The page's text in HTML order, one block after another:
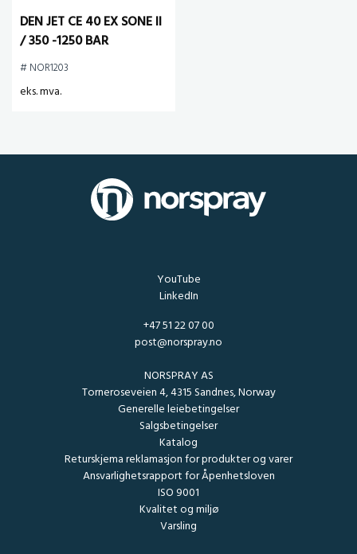
DEN JET CE 40 EX SONE II
/ 350 -1250 BAR
# NOR1203
eks. mva.
YouTube
LinkedIn
+47 51 22 07 00
post@norspray.no
NORSPRAY AS
Torneroseveien 4, 4315 Sandnes, Norway
Generelle leiebetingelser
Salgsbetingelser
Katalog
Returskjema reklamasjon for produkter og varer
Ansvarlighetsrapport for Åpenhetsloven
ISO 9001
Kvalitet og miljø
Varsling